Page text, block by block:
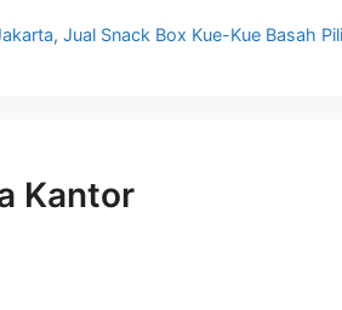
,Jual Snack Box Kue-Kue Basah
Kantor